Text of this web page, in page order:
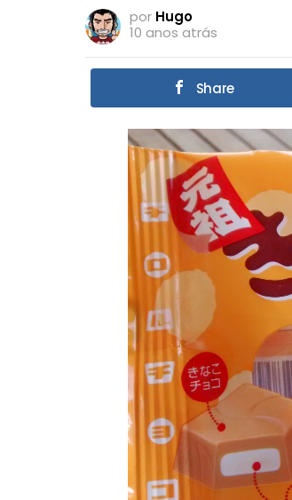
por Hugo
10 anos atrás
Share